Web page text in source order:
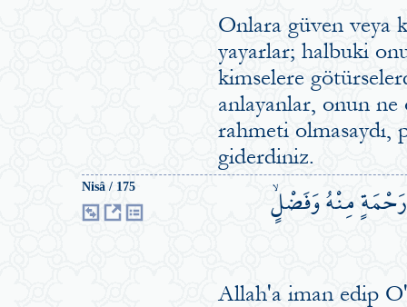
Onlara güven veya
yayarlar; halbuki
kimselere
anlayanlar, onun
rahmeti olmasaydı,
giderdiniz.
Nisâ / 175 رَحْمَةٍ مِنْهُ وَفَضْلٍۙ
Allah'a iman edip